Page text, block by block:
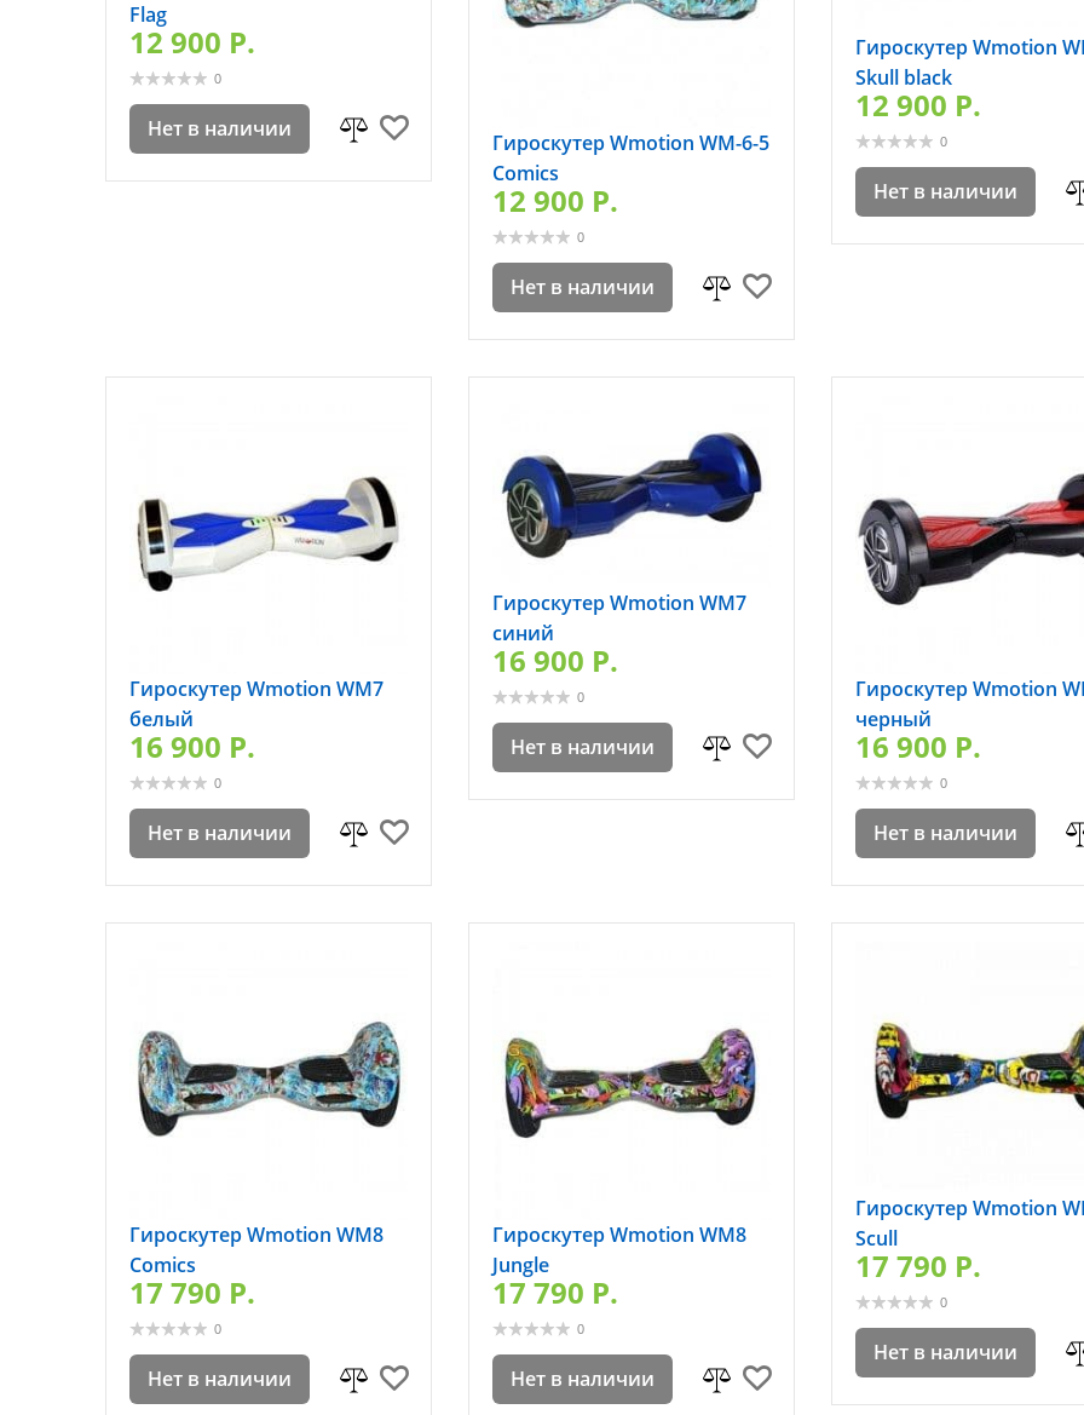
Flag
12 900 P.
0
Нет в наличии
Гироскутер Wmotion WM-6-5
Comics
12 900 P.
0
Нет в наличии
Гироскутер Wmotion
Skull black
12 900 P.
0
Нет в наличии
Гироскутер Wmotion WM7
белый
16 900 P.
0
Нет в наличии
Гироскутер Wmotion WM7
синий
16 900 P.
0
Нет в наличии
Гироскутер Wmotion
черный
16 900 P.
0
Нет в наличии
Гироскутер Wmotion WM8
Comics
17 790 P.
0
Нет в наличии
Гироскутер Wmotion WM8
Jungle
17 790 P.
0
Нет в наличии
Гироскутер Wmotion
Scull
17 790 P.
0
Нет в наличии